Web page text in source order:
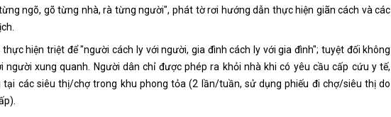
ngõ, gõ từng nhà, rà từng người", phát tờ rơi hướng dẫn thực hiện giãn cách và các
hiện triệt để "người cách ly với người, gia đình cách ly với gia đình"; tuyệt đối không
người xung quanh. Người dân chỉ được phép ra khỏi nhà khi có yêu cầu cấp cứu y tế,
các siêu thị/chợ trong khu phong tỏa (2 lần/tuần, sử dụng phiếu đi chợ/siêu thị do